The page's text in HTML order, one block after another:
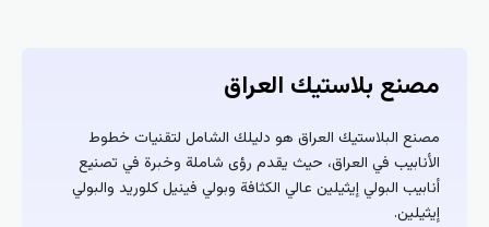
مصنع بلاستيك العراق
مصنع البلاستيك العراق هو دليلك الشامل لتقنيات خطوط
الأنابيب في العراق، حيث يقدم رؤى شاملة وخبرة في تصنيع
أنابيب البولي إيثيلين عالي الكثافة وبولي فينيل كلوريد والبولي
إيثيلين.